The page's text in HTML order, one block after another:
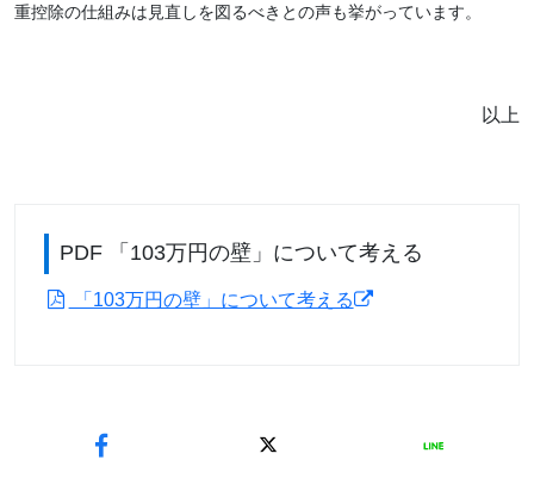
重控除の仕組みは見直しを図るべきとの声も挙がっています。
以上
PDF 「103万円の壁」について考える
「103万円の壁」について考える